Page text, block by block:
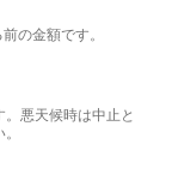
の金額です。
悪天候時は中止と